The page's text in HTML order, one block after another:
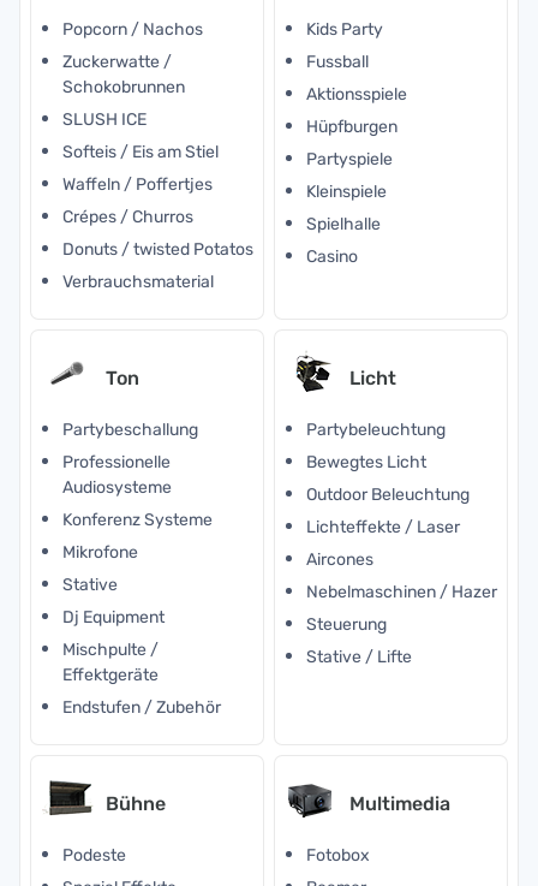
Popcorn / Nachos
Zuckerwatte /
Schokobrunnen
SLUSH ICE
Softeis / Eis am Stiel
Waffeln / Poffertjes
Crépes / Churros
Donuts / twisted Potatos
Verbrauchsmaterial
Kids Party
Fussball
Aktionsspiele
Hüpfburgen
Partyspiele
Kleinspiele
Spielhalle
Casino
Ton
Partybeschallung
Professionelle
Audiosysteme
Konferenz Systeme
Mikrofone
Stative
Dj Equipment
Mischpulte /
Effektgeräte
Endstufen / Zubehör
Licht
Partybeleuchtung
Bewegtes Licht
Outdoor Beleuchtung
Lichteffekte / Laser
Aircones
Nebelmaschinen / Hazer
Steuerung
Stative / Lifte
Bühne
Podeste
Multimedia
Fotobox